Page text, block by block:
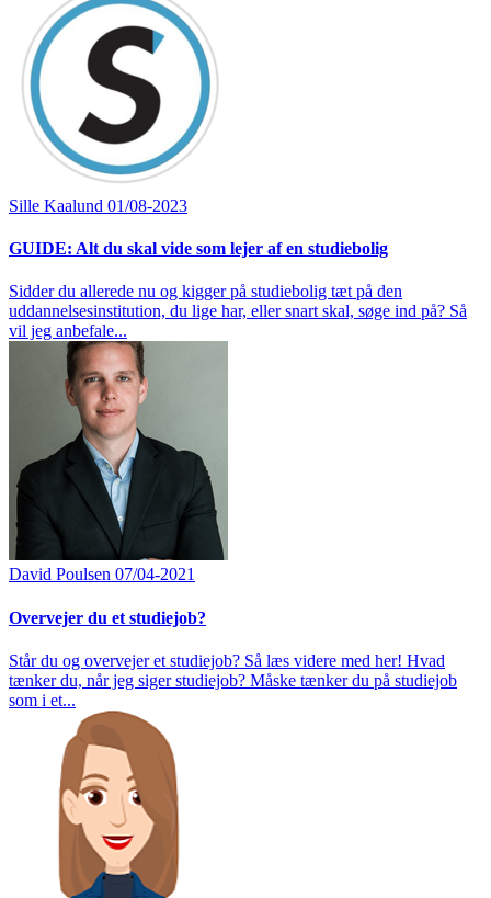
Sille Kaalund 01/08-2023
GUIDE: Alt du skal vide som lejer af en studiebolig
Sidder du allerede nu og kigger på studiebolig tæt på den
uddannelsesinstitution, du lige har, eller snart skal, søge ind på? Så
vil jeg anbefale...
David Poulsen 07/04-2021
Overvejer du et studiejob?
Står du og overvejer et studiejob? Så læs videre med her! Hvad
tænker du, når jeg siger studiejob? Måske tænker du på studiejob
som i et...